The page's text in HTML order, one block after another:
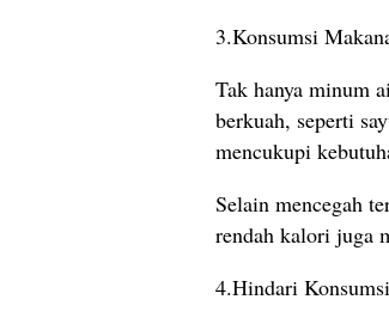
3.Konsumsi
Tak hanya minum
berkuah, seperti
mencukupi
Selain mencegah
rendah kalori juga
4.Hindari